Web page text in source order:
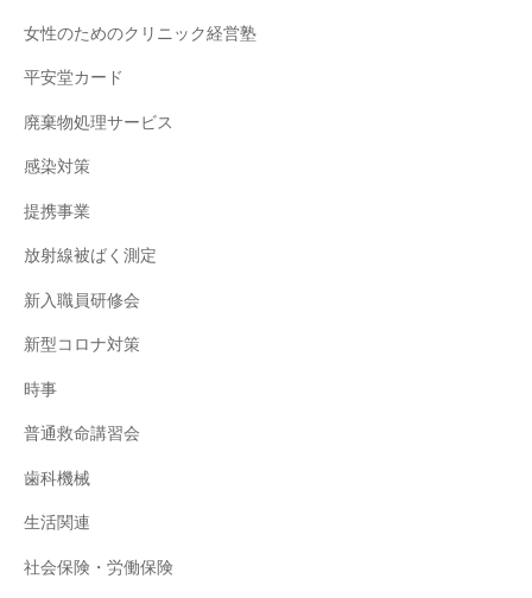
女性のためのクリニック経営塾
平安堂カード
廃棄物処理サービス
感染対策
提携事業
放射線被ばく測定
新入職員研修会
新型コロナ対策
時事
普通救命講習会
歯科機械
生活関連
社会保険・労働保険